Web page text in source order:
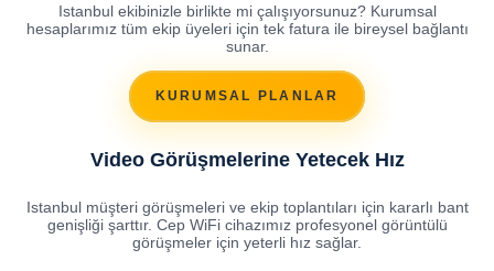
Istanbul ekibinizle birlikte mi çalışıyorsunuz? Kurumsal
hesaplarımız tüm ekip üyeleri için tek fatura ile bireysel bağlantı
sunar.
KURUMSAL PLANLAR
Video Görüşmelerine Yetecek Hız
Istanbul müşteri görüşmeleri ve ekip toplantıları için kararlı bant
genişliği şarttır. Cep WiFi cihazımız profesyonel görüntülü
görüşmeler için yeterli hız sağlar.